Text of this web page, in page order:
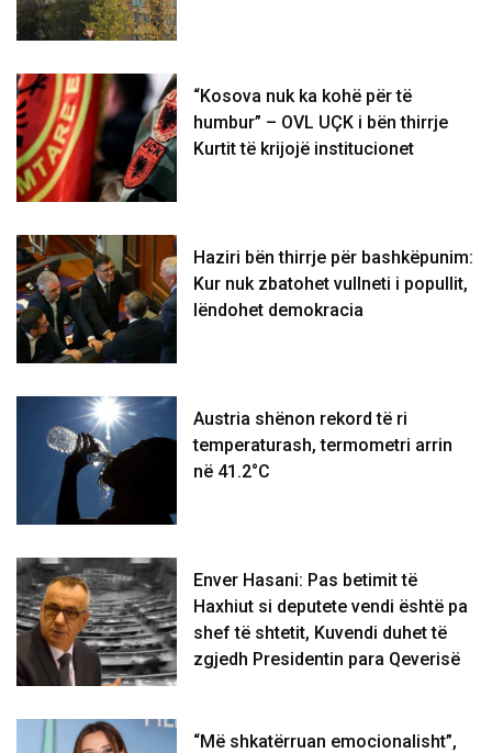
“Kosova nuk ka kohë për të
humbur” – OVL UÇK i bën thirrje
Kurtit të krijojë institucionet
Haziri bën thirrje për bashkëpunim:
Kur nuk zbatohet vullneti i popullit,
lëndohet demokracia
Austria shënon rekord të ri
temperaturash, termometri arrin
në 41.2°C
Enver Hasani: Pas betimit të
Haxhiut si deputete vendi është pa
shef të shtetit, Kuvendi duhet të
zgjedh Presidentin para Qeverisë
“Më shkatërruan emocionalisht”,